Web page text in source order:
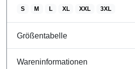
Wareninformationen
S M L XL XXL 3XL
Größentabelle
Wareninformationen